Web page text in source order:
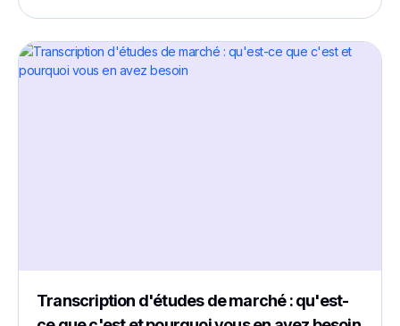
Transcription d'études de marché : qu'est-